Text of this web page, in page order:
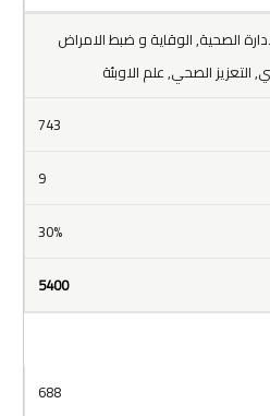
الصحية, الوقاية و ضبط الامراض
التعزيز الصحي, علم الاوبئة
743
9
30%
5400
688